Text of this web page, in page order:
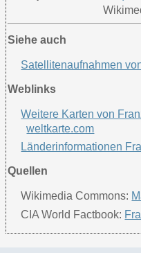
Siehe auch
Satellitenaufnahmen
Weblinks
Weitere Karten von
weltkarte.com
Länderinformationen
Quellen
Wikimedia Commons:
CIA World Factbook: